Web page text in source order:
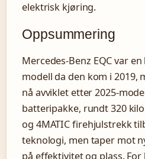
elektrisk kjøring.
Oppsummering
Mercedes-Benz EQC var
modell da den kom i 2019,
nå avviklet etter 2025-
batteripakke, rundt 320
og 4MATIC firehjulstrekk
teknologi, men taper mot
på effektivitet og plass.